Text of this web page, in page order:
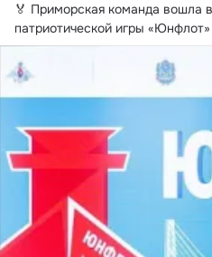
🏅 Приморская команда вошла
патриотической игры «Юнфлот»